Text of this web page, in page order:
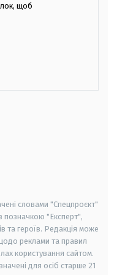
щоб
словами "Спецпроєкт"
позначкою "Експерт",
та героїв. Редакція може
реклами та правил
користування сайтом.
для осіб старше 21